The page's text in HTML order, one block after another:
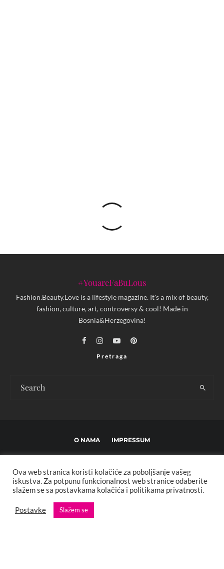
#YouareFaBuLous
Fashion.Beauty.Love is a lifestyle magazine. It's a mix of beauty,
fashion, culture, art, controversy & cool! Made in
Bosnia&Herzegovina!
Pretraga
O NAMA IMPRESSUM
POLITIKA PRIVATNOSTI MARKETING KONTAKT
Copyright © 2013 - 2025 FBL creative. Sva prava zadržana. Developed by:
XStreamThemes
Ova web stranica koristi kolačiće za poboljšanje vašeg
iskustva. Za potpunu funkcionalnost web stranice odaberite
slažem se sa postavkama kolačića i politikama privatnosti.
Postavke Slažem se